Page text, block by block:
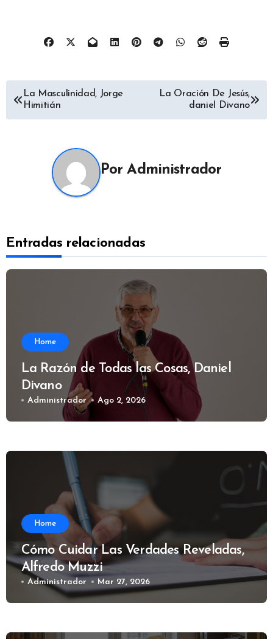
Navegación
de
entradas
La Masculinidad, Jorge
Himitián
La Oración De Jesús,
daniel Divano
PorAdministrador
Entradas relacionadas
Home
La Razón de Todas las Cosas, Daniel
Divano
Administrador Ago 2, 2026
Home
Cómo Cuidar Las Verdades Reveladas,
Alfredo Muzzi
Administrador Mar 27, 2026